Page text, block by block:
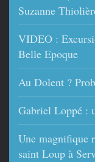
Suzanne
VIDEO :
Belle Epoque
Au Dolent ?
Gabriel Loppé :
Une magnifique
saint Loup à